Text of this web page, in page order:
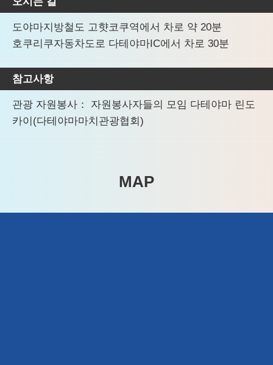
도야마지방철도 고햣코쿠역에서 차로 약 20분
호쿠리쿠자동차도로 다테야마IC에서 차로 30분
참고사항
관광 자원봉사： 자원봉사자들의 모임 다테야마 린도
카이(다테야마마치관광협회)
MAP